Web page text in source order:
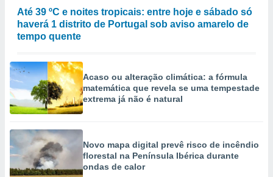
Até 39 ºC e noites tropicais: entre hoje e sábado só
haverá 1 distrito de Portugal sob aviso amarelo de
tempo quente
Acaso ou alteração climática: a fórmula
matemática que revela se uma tempestade
extrema já não é natural
Novo mapa digital prevê risco de incêndio
florestal na Península Ibérica durante
ondas de calor